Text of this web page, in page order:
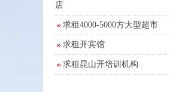
店
求租4000-5000方大型超市
求租开宾馆
求租昆山开培训机构